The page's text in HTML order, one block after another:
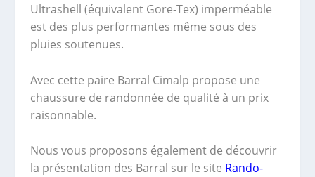
Ultrashell (équivalent Gore-Tex) imperméable
est des plus performantes même sous des
pluies soutenues.
Avec cette paire Barral Cimalp propose une
chaussure de randonnée de qualité à un prix
raisonnable.
Nous vous proposons également de découvrir
la présentation des Barral sur le site Rando-